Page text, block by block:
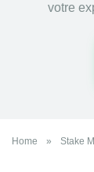
votre
Home » Stake